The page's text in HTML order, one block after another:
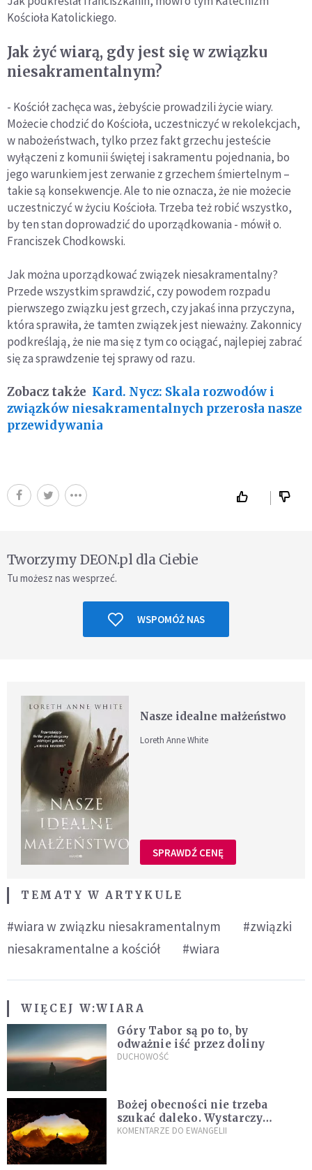
Kościoła Katolickiego.
Jak żyć wiarą, gdy jest się w związku
niesakramentalnym?
- Kościół zachęca was, żebyście prowadzili życie wiary.
Możecie chodzić do Kościoła, uczestniczyć w rekolekcjach,
w nabożeństwach, tylko przez fakt grzechu jesteście
wyłączeni z komunii świętej i sakramentu pojednania, bo
jego warunkiem jest zerwanie z grzechem śmiertelnym –
takie są konsekwencje. Ale to nie oznacza, że nie możecie
uczestniczyć w życiu Kościoła. Trzeba też robić wszystko,
by ten stan doprowadzić do uporządkowania - mówił o.
Franciszek Chodkowski.
Jak można uporządkować związek niesakramentalny?
Przede wszystkim sprawdzić, czy powodem rozpadu
pierwszego związku jest grzech, czy jakaś inna przyczyna,
która sprawiła, że tamten związek jest nieważny. Zakonnicy
podkreślają, że nie ma się z tym co ociągać, najlepiej zabrać
się za sprawdzenie tej sprawy od razu.
Zobacz także Kard. Nycz: Skala rozwodów i
związków niesakramentalnych przerosła nasze
przewidywania
Tworzymy DEON.pl dla Ciebie
Tu możesz nas wesprzeć.
WSPOMÓŻ NAS
Nasze idealne małżeństwo
Loreth Anne White
SPRAWDŹ CENĘ
TEMATY W ARTYKULE
#wiara w związku niesakramentalnym
#związki
niesakramentalne a kościół
#wiara
WIĘCEJ W:WIARA
Góry Tabor są po to, by
odważnie iść przez doliny
DUCHOWOŚĆ
Bożej obecności nie trzeba
szukać daleko. Wystarczy
nauczyć się słuchać
KOMENTARZE DO EWANGELII